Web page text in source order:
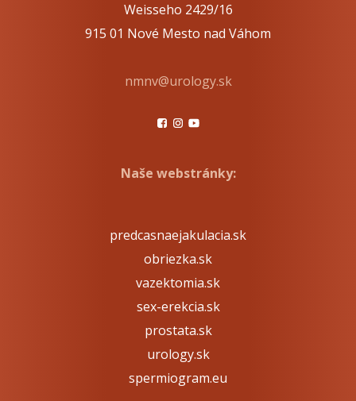
Weisseho 2429/16
915 01 Nové Mesto nad Váhom
nmnv@urology.sk
Naše webstránky:
predcasnaejakulacia.sk
obriezka.sk
vazektomia.sk
sex-erekcia.sk
prostata.sk
urology.sk
spermiogram.eu